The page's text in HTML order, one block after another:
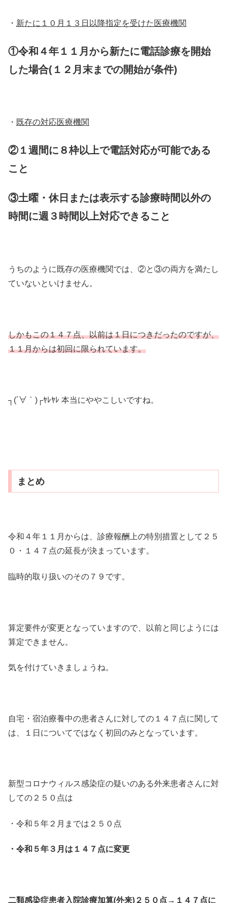
・ 新たに１０月１３日以降指定を受けた医療機関
①令和４年１１月から新たに電話診療を開始
した場合(１２月末までの開始が条件)
・ 既存の対応医療機関
②１週間に８枠以上で電話対応が可能である
こと
③土曜・休日または表示する診療時間以外の
時間に週３時間以上対応できること
うちのように既存の医療機関では、②と③の両方を満たし
ていないといけません。
しかもこの１４７点、以前は１日につきだったのですが、
１１月からは初回に限られています。
┐(´∀｀)┌ﾔﾚﾔﾚ 本当にややこしいですね。
まとめ
令和４年１１月からは、診療報酬上の特別措置として２５
０・１４７点の延長が決まっています。
臨時的取り扱いのその７９です。
算定要件が変更となっていますので、以前と同じようには
算定できません。
気を付けていきましょうね。
自宅・宿泊療養中の患者さんに対しての１４７点に関して
は、１日についてではなく初回のみとなっています。
新型コロナウィルス感染症の疑いのある外来患者さんに対
しての２５０点は
・令和５年２月までは２５０点
・令和５年３月は１４７点に変更
二類感染症患者入院診療加算(外来)２５０点→１４７点に